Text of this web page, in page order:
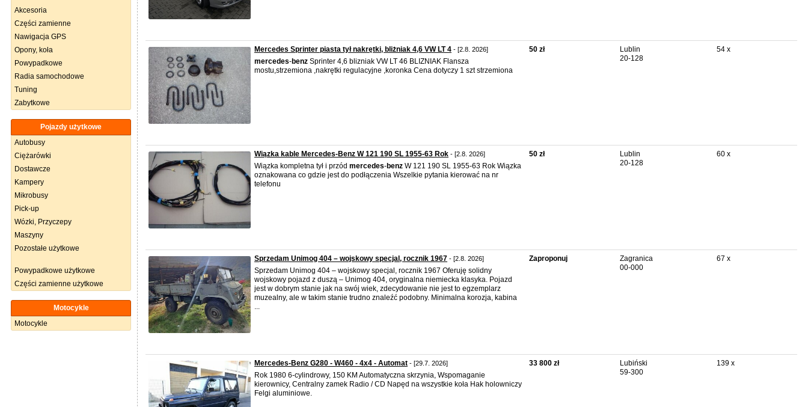
Akcesoria
Części zamienne
Nawigacja GPS
Opony, koła
Powypadkowe
Radia samochodowe
Tuning
Zabytkowe
Pojazdy użytkowe
Autobusy
Ciężarówki
Dostawcze
Kampery
Mikrobusy
Pick-up
Wózki, Przyczepy
Maszyny
Pozostałe użytkowe
Powypadkowe użytkowe
Części zamienne użytkowe
Motocykle
Motocykle
Mercedes Sprinter piasta tył nakrętki, bliżniak 4,6 VW LT 4 - [2.8. 2026]
mercedes-benz Sprinter 4,6 blizniak VW LT 46 BLIZNIAK Flansza
mostu,strzemiona ,nakrętki regulacyjne ,koronka Cena dotyczy 1 szt strzemiona
50 zł
Lublin
20-128
54 x
Wiązka kable Mercedes-Benz W 121 190 SL 1955-63 Rok - [2.8. 2026]
Wiązka kompletna tył i przód mercedes-benz W 121 190 SL 1955-63 Rok Wiązka
oznakowana co gdzie jest do podłączenia Wszelkie pytania kierować na nr
telefonu
50 zł
Lublin
20-128
60 x
Sprzedam Unimog 404 – wojskowy specjal, rocznik 1967 - [2.8. 2026]
Sprzedam Unimog 404 – wojskowy specjal, rocznik 1967 Oferuję solidny
wojskowy pojazd z duszą – Unimog 404, oryginalna niemiecka klasyka. Pojazd
jest w dobrym stanie jak na swój wiek, zdecydowanie nie jest to egzemplarz
muzealny, ale w takim stanie trudno znaleźć podobny. Minimalna korozja, kabina
...
Zaproponuj
Zagranica
00-000
67 x
Mercedes-Benz G280 - W460 - 4x4 - Automat - [29.7. 2026]
Rok 1980 6-cylindrowy, 150 KM Automatyczna skrzynia, Wspomaganie
kierownicy, Centralny zamek Radio / CD Napęd na wszystkie koła Hak holowniczy
Felgi aluminiowe.
33 800 zł
Lubiński
59-300
139 x